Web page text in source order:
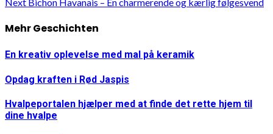
Mehr Geschichten
En kreativ oplevelse med mal på keramik
Opdag kraften i Rød Jaspis
Hvalpeportalen hjælper med at finde det rette hjem til
dine hvalpe